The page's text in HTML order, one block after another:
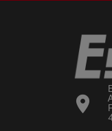
location_on